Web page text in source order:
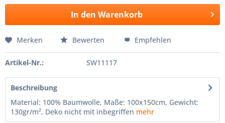
In den Warenkorb
Merken Bewerten Empfehlen
Artikel-Nr.: SW11117
Beschreibung
Material: 100% Baumwolle, Maße: 100x150cm, Gewicht:
130gr/m², Deko nicht mit inbegriffen mehr